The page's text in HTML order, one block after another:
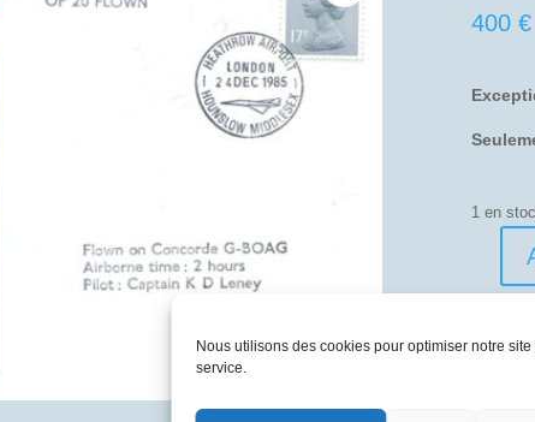
Nous utilisons des cookies pour optimiser notre site
service.
400 €
1 en
quantité
de
12-